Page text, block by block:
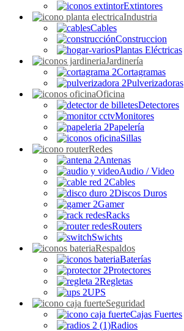
Extintores
Industria
Cables
Construccion
Plantas Eléctricas
Jardinería
Cortagramas
Pulverizadoras
Oficina
Detectores
Monitores
Papelería
Sillas
Redes
Antenas
Audio / Video
Cables
Discos Duros
Gamer
Racks
Routers
Swichts
Respaldos
Baterías
Protectores
Regletas
UPS
Seguridad
Cajas Fuertes
Radios